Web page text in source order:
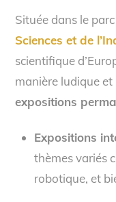
Située dans le
Sciences et de
scientifique
manière ludique
expositions
Expositions
thèmes variés
robotique, et